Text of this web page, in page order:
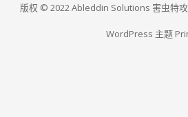
版权 © 2022 Ableddin Solutions 害虫特
WordPress 主题